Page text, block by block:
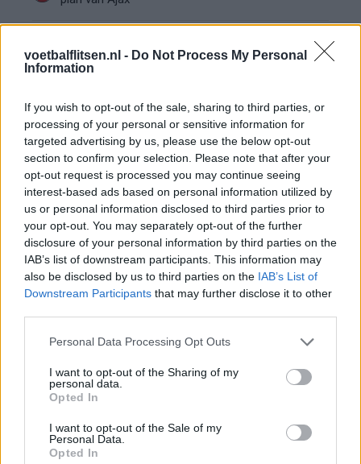
voetbalflitsen.nl - Do Not Process My Personal
Information
If you wish to opt-out of the sale, sharing to third parties, or
processing of your personal or sensitive information for
targeted advertising by us, please use the below opt-out
section to confirm your selection. Please note that after your
opt-out request is processed you may continue seeing
interest-based ads based on personal information utilized by
us or personal information disclosed to third parties prior to
your opt-out. You may separately opt-out of the further
disclosure of your personal information by third parties on the
IAB’s list of downstream participants. This information may
also be disclosed by us to third parties on the IAB’s List of
Downstream Participants that may further disclose it to other
Personal Data Processing Opt Outs
I want to opt-out of the Sharing of my
personal data.
Opted In
I want to opt-out of the Sale of my
Personal Data.
Opted In
Kritiek op Engels van Míchel genuanceerd: ‘Ajax-
spelers snappen dat echt wel’
Gloukh krijgt standje en Ceballos wordt gebeld
Steur kiest voor Newcastle na gemiste
duidelijkheid bij Ajax
Blind kan bij Ajax de speler naast Míchel worden
“Twente was toen niet haalbaar”: Weghorst blikt
terug op Ajax-keuze
duidelijker
Ajax begint voorbereiding met nederlaag: zo ziet
de route naar PEC eruit
Zo overtuigde PSV Sven Mijnans en bleef Ajax
met lege handen achter